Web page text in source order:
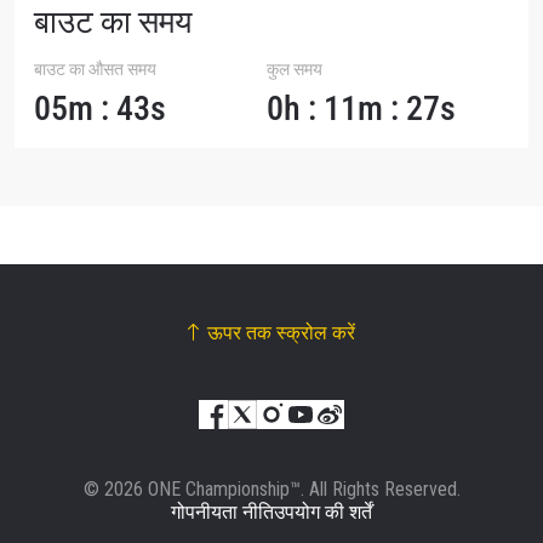
बाउट का समय
बाउट का औसत समय
05m : 43s
कुल समय
0h : 11m : 27s
ऊपर तक स्क्रोल करें
© 2026 ONE Championship™. All Rights Reserved.
गोपनीयता नीतिउपयोग की शर्तें